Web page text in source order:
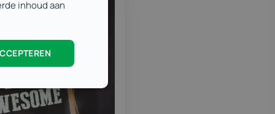
inhoud aan